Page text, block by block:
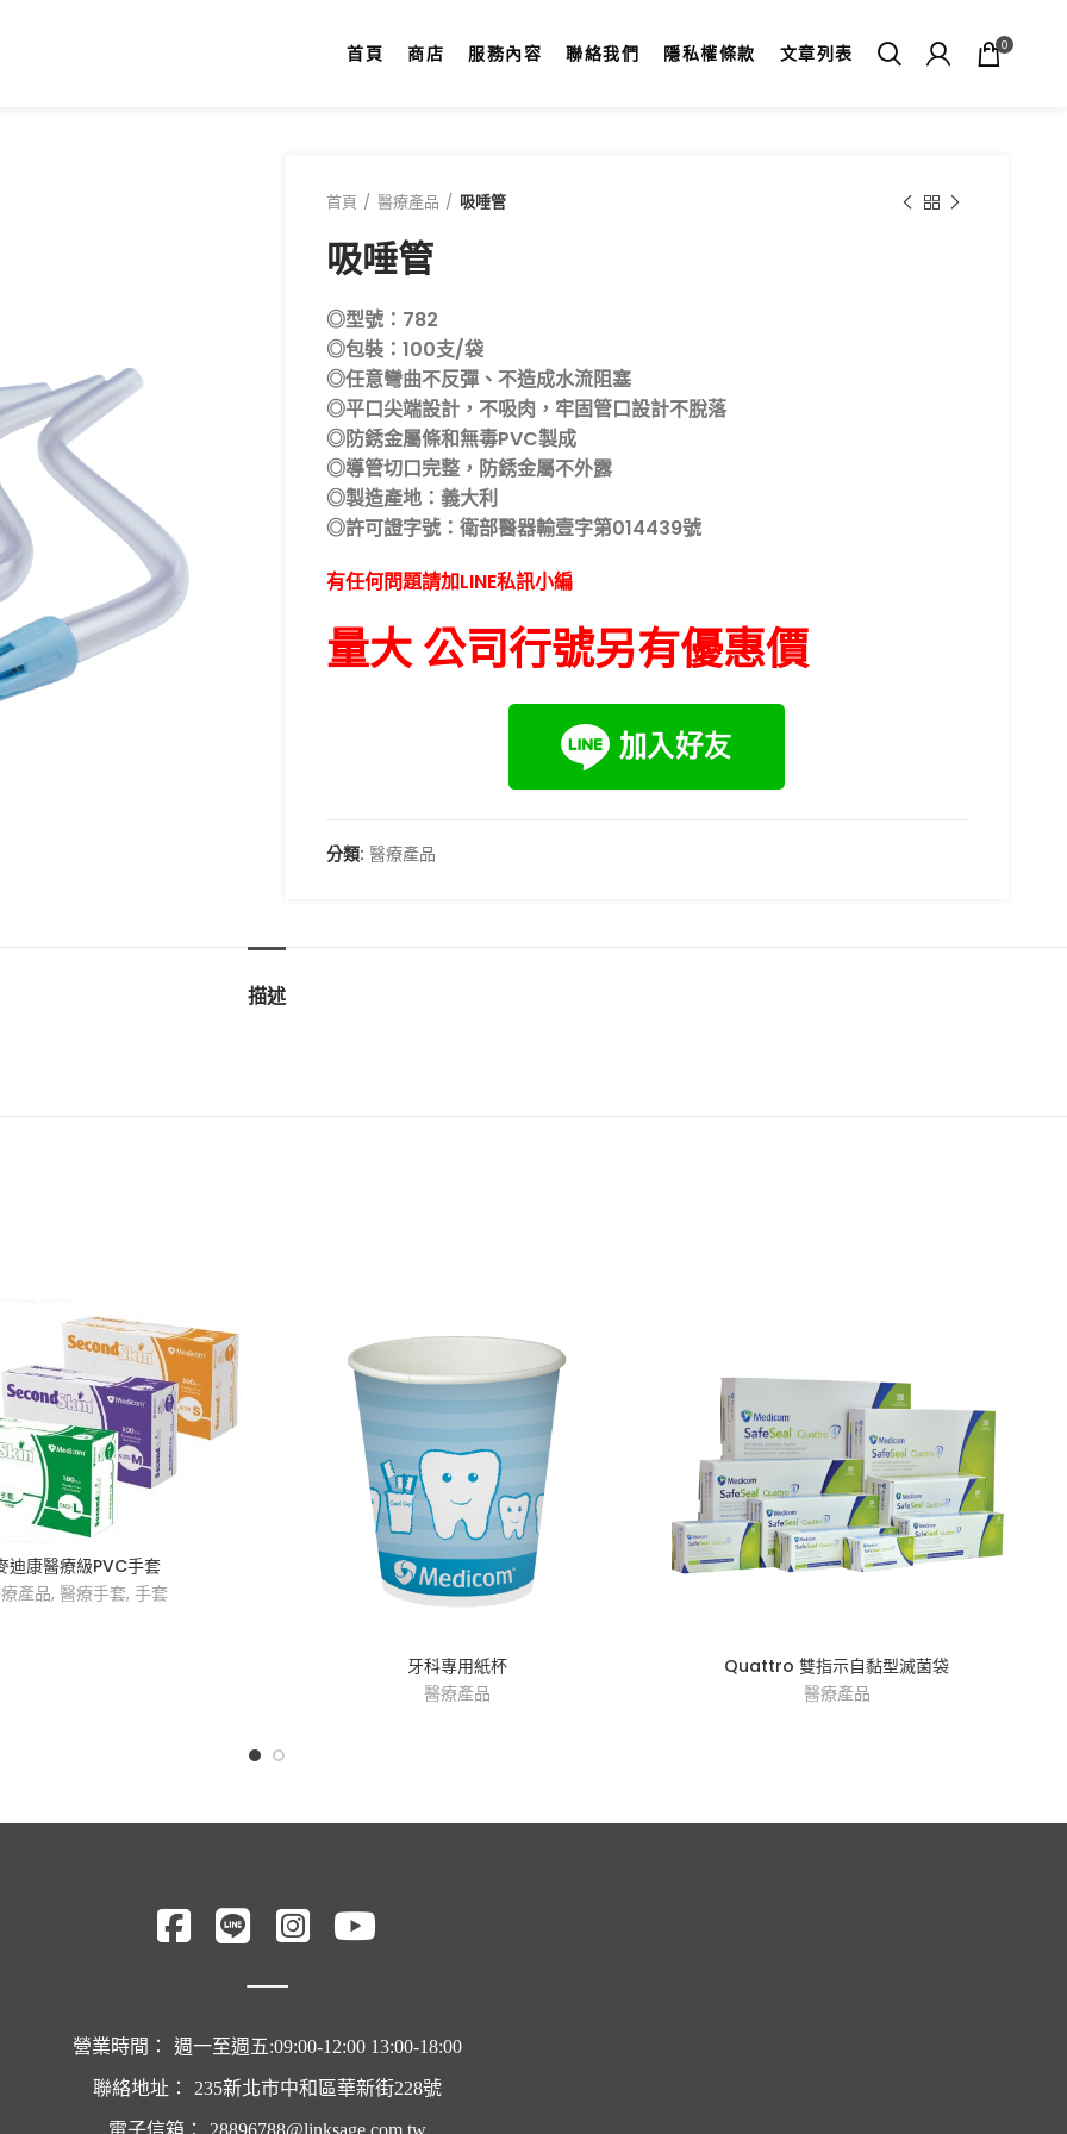
首頁 商店 服務內容 聯絡我們 隱私權條款 文章列表 0
首頁 醫療產品 吸唾管
吸唾管
◎型號：782
◎包裝：100支/袋
◎任意彎曲不反彈、不造成水流阻塞
◎平口尖端設計，不吸肉，牢固管口設計不脫落
◎防銹金屬條和無毒PVC製成
◎導管切口完整，防銹金屬不外露
◎製造產地：義大利
◎許可證字號：衛部醫器輸壹字第014439號
有任何問題請加LINE私訊小編
量大 公司行號另有優惠價
分類: 醫療產品
描述
迪康醫療級PVC手套
產品,醫療手套,手套
牙科專用紙杯
醫療產品
Quattro 雙指示自黏型滅菌袋
醫療產品
營業時間： 週一至週五:09:00-12:00 13:00-18:00
聯絡地址： 235新北市中和區華新街228號